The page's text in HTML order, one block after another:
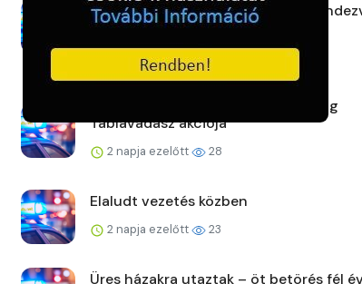
Veszprém vármegye augusztusi
Lezárult a Makói Rendőrkapitányság
Táblavadász akciója
2 napja ezelőtt 28
Elaludt vezetés közben
2 napja ezelőtt 23
Üres házakra utaztak – öt betörés fél